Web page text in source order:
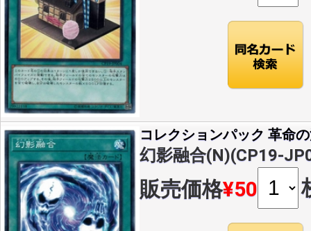
コレクションパック 革命
幻影融合(N)(CP19-
販売価格¥50